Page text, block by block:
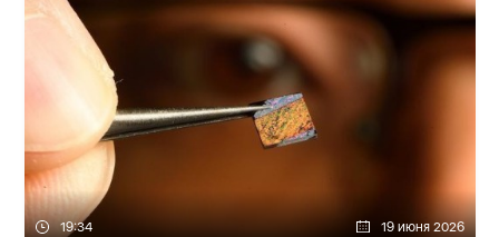
19:34 19 июня 2026